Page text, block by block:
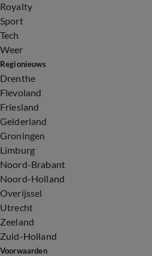
Royalty
Sport
Tech
Weer
Regionieuws
Drenthe
Flevoland
Friesland
Gelderland
Groningen
Limburg
Noord-Brabant
Noord-Holland
Overijssel
Utrecht
Zeeland
Zuid-Holland
Voorwaarden